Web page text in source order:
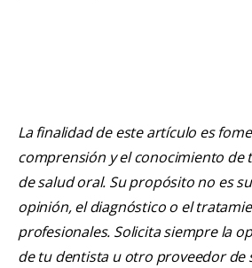
La finalidad de este artículo es
comprensión y el conocimiento de
de salud oral. Su propósito no es
opinión, el diagnóstico o el
profesionales. Solicita siempre la
de tu dentista u otro proveedor de